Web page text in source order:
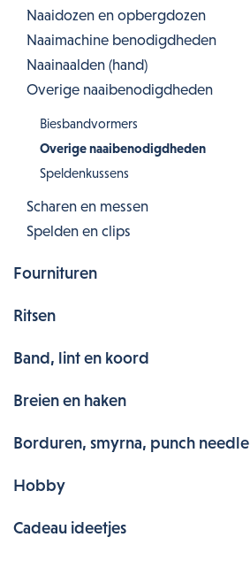
Naaidozen en opbergdozen
Naaimachine benodigdheden
Naainaalden (hand)
Overige naaibenodigdheden
Biesbandvormers
Overige naaibenodigdheden
Speldenkussens
Scharen en messen
Spelden en clips
Fournituren
Ritsen
Band, lint en koord
Breien en haken
Borduren, smyrna, punch needle
Hobby
Cadeau ideetjes